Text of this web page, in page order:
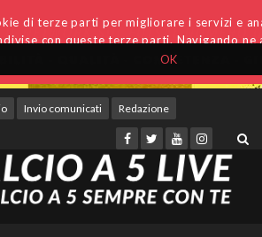
OK
di terze parti per migliorare i servizi e
con queste terze parti. Navigando
Invio comunicati Redazione